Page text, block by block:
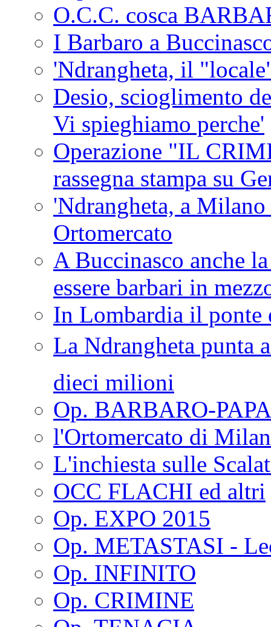
O.C.C. cosca
I Barbaro a
'Ndrangheta, il
Desio, scioglimento
Vi spieghiamo perche'
Operazione "IL
rassegna stampa su
'Ndrangheta, a Milano
Ortomercato
A Buccinasco anche
essere barbari in
In Lombardia il ponte
La Ndrangheta
dieci milioni
Op. BARBARO-
l'Ortomercato di
L'inchiesta sulle
OCC FLACHI ed altri
Op. EXPO 2015
Op. METASTASI -
Op. INFINITO
Op. CRIMINE